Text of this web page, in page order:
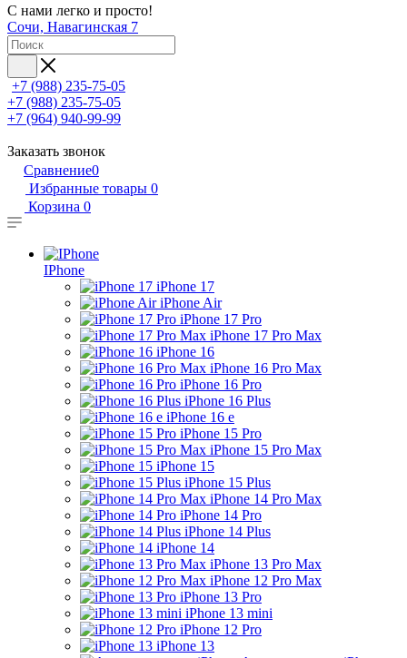
С нами легко и просто!
Сочи, Навагинская 7
+7 (988) 235-75-05
+7 (988) 235-75-05
+7 (964) 940-99-99
Заказать звонок
Сравнение0
Избранные товары 0
Корзина 0
IPhone
iPhone 17
iPhone Air
iPhone 17 Pro
iPhone 17 Pro Max
iPhone 16
iPhone 16 Pro Max
iPhone 16 Pro
iPhone 16 Plus
iPhone 16 e
iPhone 15 Pro
iPhone 15 Pro Max
iPhone 15
iPhone 15 Plus
iPhone 14 Pro Max
iPhone 14 Pro
iPhone 14 Plus
iPhone 14
iPhone 13 Pro Max
iPhone 12 Pro Max
iPhone 13 Pro
iPhone 13 mini
iPhone 12 Pro
iPhone 13